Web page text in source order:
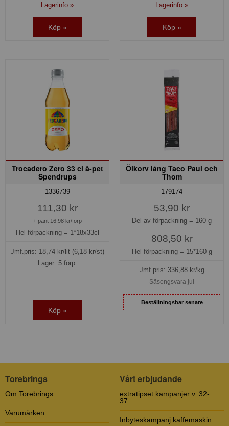
Lagerinfo »
Köp »
Lagerinfo »
Köp »
Trocadero Zero 33 cl å-pet
Spendrups
1336739
111,30 kr
+ pant 16,98 kr/förp
Hel förpackning = 1*18x33cl
Jmf.pris: 18,74kr/lit (6,18 kr/st)
Lager: 5 förp.
Köp »
Ölkorv lång Taco Paul och
Thom
179174
53,90 kr
Del av förpackning = 160 g
808,50 kr
Hel förpackning = 15*160 g
Jmf.pris: 336,88kr/kg
Säsongsvara jul
Beställningsbar senare
Torebrings
Om Torebrings
Varumärken
Vårt erbjudande
extratipset kampanjer v. 32-
37
Inbyteskampanj kaffemaskin